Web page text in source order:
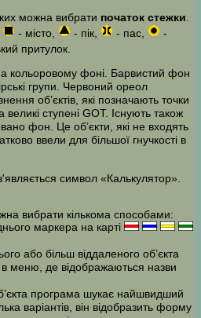
можна вибрати початок стежки
- місто, - пік, - пас,
-
притулок.
кольоровому фоні. Барвистий фон
групи. Червоний ореол
об’єктів, які позначають точки
ступені GOT. Існують також
фон. Це об’єкти, які не входять
ввели для більшої гнучкості в
символ «Калькулятор».
вибрати кількома способами:
маркера на карті
або більш віддаленого об’єкта
в меню, де відображаються назви
програма шукає найшвидший
варіантів, він відобразить форму